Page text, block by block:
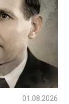
01.08.2026